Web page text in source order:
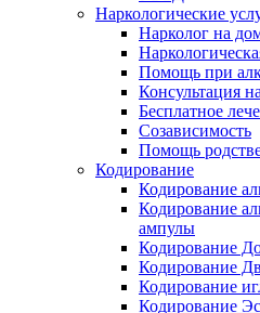
Наркологические
Нарколог на
Помощь при
Консультация
Бесплатное
Созависимость
Помощь
Кодирование
Кодирование
Кодирование
ампулы
Кодирование
Кодирование
Кодирование
Кодирование